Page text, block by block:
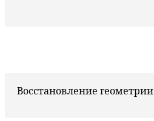
Восстановление геометрии